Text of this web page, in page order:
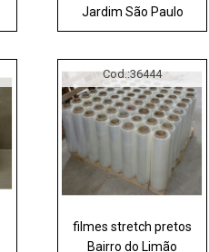
Jardim São Paulo
Cod.:36444
filmes stretch pretos
Bairro do Limão